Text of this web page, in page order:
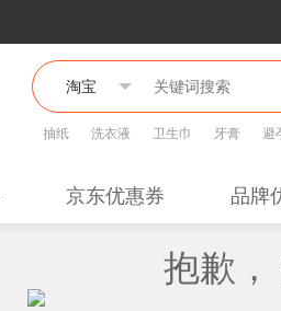
抽纸 洗衣液 卫生巾 牙膏 避
京东优惠券 品牌
抱歉